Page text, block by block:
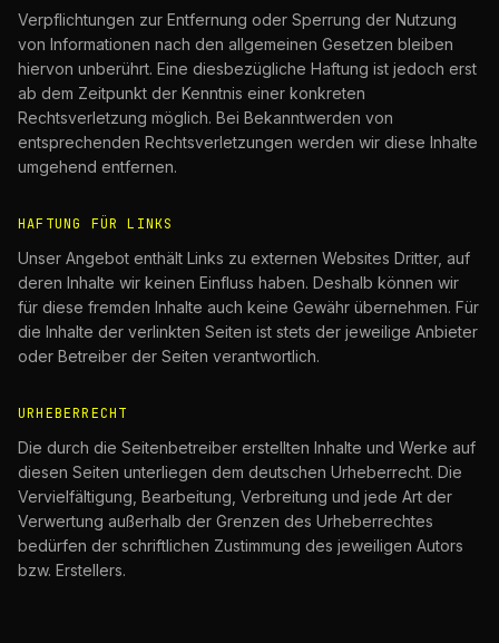
Verpflichtungen zur Entfernung oder Sperrung der Nutzung
von Informationen nach den allgemeinen Gesetzen bleiben
hiervon unberührt. Eine diesbezügliche Haftung ist jedoch erst
ab dem Zeitpunkt der Kenntnis einer konkreten
Rechtsverletzung möglich. Bei Bekanntwerden von
entsprechenden Rechtsverletzungen werden wir diese Inhalte
umgehend entfernen.
HAFTUNG FÜR LINKS
Unser Angebot enthält Links zu externen Websites Dritter, auf
deren Inhalte wir keinen Einfluss haben. Deshalb können wir
für diese fremden Inhalte auch keine Gewähr übernehmen. Für
die Inhalte der verlinkten Seiten ist stets der jeweilige Anbieter
oder Betreiber der Seiten verantwortlich.
URHEBERRECHT
Die durch die Seitenbetreiber erstellten Inhalte und Werke auf
diesen Seiten unterliegen dem deutschen Urheberrecht. Die
Vervielfältigung, Bearbeitung, Verbreitung und jede Art der
Verwertung außerhalb der Grenzen des Urheberrechtes
bedürfen der schriftlichen Zustimmung des jeweiligen Autors
bzw. Erstellers.